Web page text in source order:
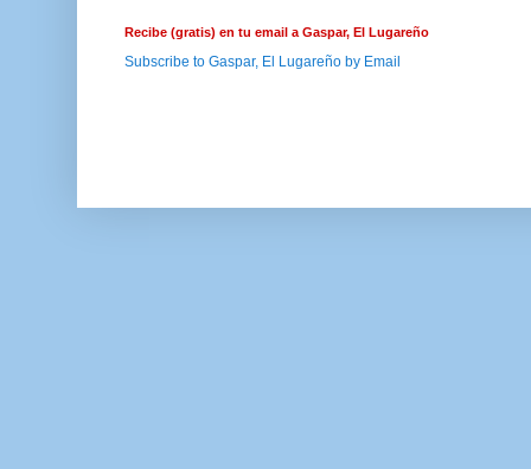
Recibe (gratis) en tu email a Gaspar, El Lugareño
Subscribe to Gaspar, El Lugareño by Email